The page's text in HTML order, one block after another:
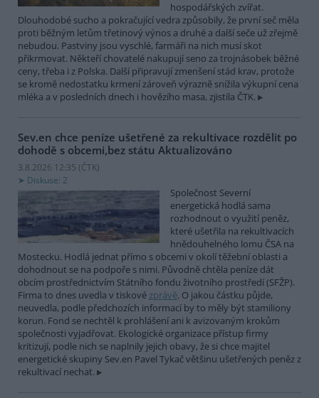
hospodářských zvířat.
Dlouhodobé sucho a pokračující vedra způsobily, že první seč měla
proti běžným letům třetinový výnos a druhé a další seče už zřejmě
nebudou. Pastviny jsou vyschlé, farmáři na nich musí skot
přikrmovat. Někteří chovatelé nakupují seno za trojnásobek běžné
ceny, třeba i z Polska. Další připravují zmenšení stád krav, protože
se kromě nedostatku krmení zároveň výrazně snížila výkupní cena
mléka a v posledních dnech i hovězího masa, zjistila ČTK.
Sev.en chce peníze ušetřené za rekultivace rozdělit po
dohodě s obcemi,bez státu Aktualizováno
3.8.2026 12:35 (ČTK)
Diskuse: 2
Společnost Severní
energetická hodlá sama
rozhodnout o využití peněz,
které ušetřila na rekultivacích
hnědouhelného lomu ČSA na
Mostecku. Hodlá jednat přímo s obcemi v okolí těžební oblasti a
dohodnout se na podpoře s nimi. Původně chtěla peníze dát
obcím prostřednictvím Státního fondu životního prostředí (SFŽP).
Firma to dnes uvedla v tiskovézprávě. O jakou částku půjde,
neuvedla, podle předchozích informací by to měly být stamiliony
korun. Fond se nechtěl k prohlášení ani k avizovaným krokům
společnosti vyjadřovat. Ekologické organizace přístup firmy
kritizují, podle nich se naplnily jejich obavy, že si chce majitel
energetické skupiny Sev.en Pavel Tykač většinu ušetřených peněz z
rekultivací nechat.